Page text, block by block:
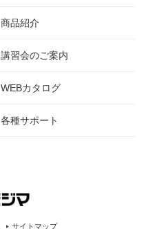
商品紹介
講習会のご案内
WEBカタログ
各種サポート
サイトマップ